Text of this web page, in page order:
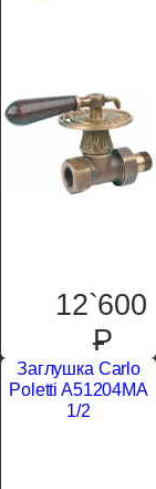
12`600
P
Заглушка Carlo
Poletti A51204MA
1/2